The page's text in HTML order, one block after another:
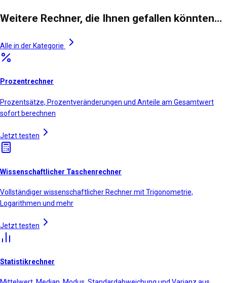
Weitere Rechner, die Ihnen gefallen könnten…
Alle in der Kategorie
Prozentrechner
Prozentsätze, Prozentveränderungen und Anteile am Gesamtwert
sofort berechnen
Jetzt testen
Wissenschaftlicher Taschenrechner
Vollständiger wissenschaftlicher Rechner mit Trigonometrie,
Logarithmen und mehr
Jetzt testen
Statistikrechner